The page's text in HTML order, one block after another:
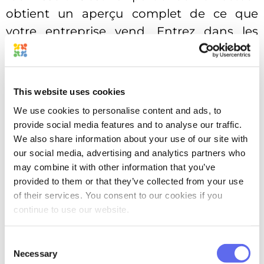
This website uses cookies
We use cookies to personalise content and ads, to
provide social media features and to analyse our traffic.
We also share information about your use of our site with
our social media, advertising and analytics partners who
may combine it with other information that you’ve
provided to them or that they’ve collected from your use
of their services. You consent to our cookies if you
continue to use our website.
Selection
Necessary
obtient un aperçu complet de ce que
votre entreprise vend. Entrez dans les
détails sur la façon dont vous pouvez les
aider et les résultats qui les attendent.
témoignages et une liste à pucesdes
avantages.
En gros, commencez par une couverture
et un titre qui attirent l’attention,
présentez le problème, présentez votre
solution et terminez par un appel à l’action
qu’il correspond au processus de pensée